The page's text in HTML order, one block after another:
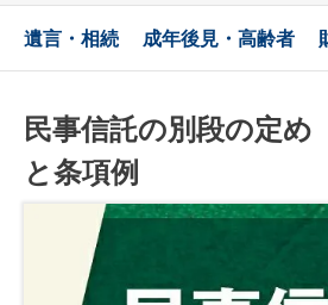
読者サポート
遺言・相続 成年後見・高齢者
民事信託の別段の定
と条項例